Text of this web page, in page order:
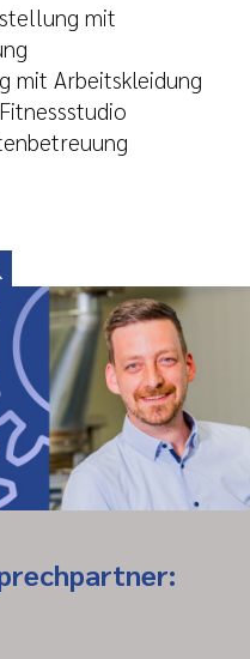
mit
mit Arbeitskleidung